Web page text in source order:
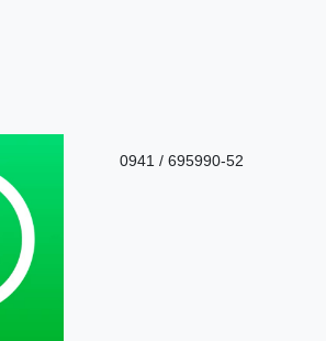
0941 / 695990-52